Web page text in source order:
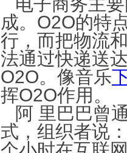
成。O2O的特
行，而把物流
法通过快递送
O2O。像音乐
挥O2O作用。
阿 里巴巴曾
式，组织者说